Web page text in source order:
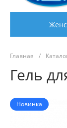
Главная /
Гель
Новинка